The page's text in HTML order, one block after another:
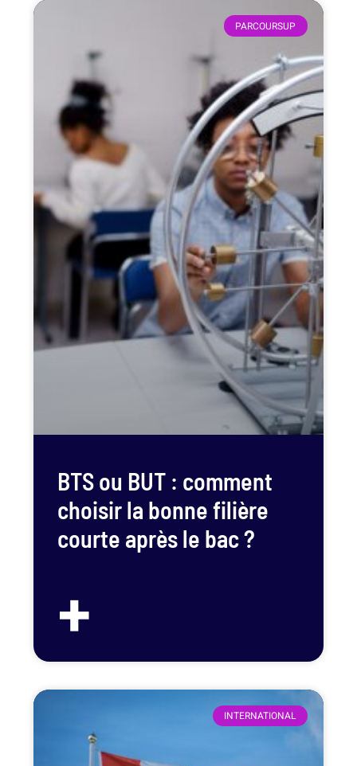
PARCOURSUP
BTS ou BUT : comment
choisir la bonne filière
courte après le bac ?
+
INTERNATIONAL